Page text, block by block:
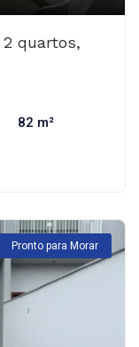
2 quartos,
82 m²
Pronto para Morar